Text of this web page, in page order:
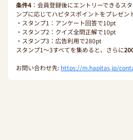
条件4 ：会員登録後にエントリーできるス
ンプに応じてハピタスポイントをプレゼン
・スタンプ1：アンケート回答で10pt
・スタンプ2：クイズ全問正解で10pt
・スタンプ3：広告利用で280pt
スタンプ1〜3すべてを集めると、さらに
お問い合わせ先: https://m.hapitas.jp/